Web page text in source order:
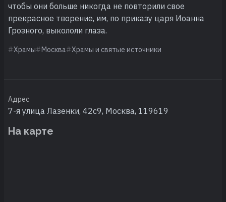
чтобы они больше никогда не повторили свое
прекрасное творение, им, по приказу царя Иоанна
Грозного, выкололи глаза.
Храмы Москва Храмы и святые источники
Адрес
7-я улица Лазенки, 42с9, Москва, 119619
На карте